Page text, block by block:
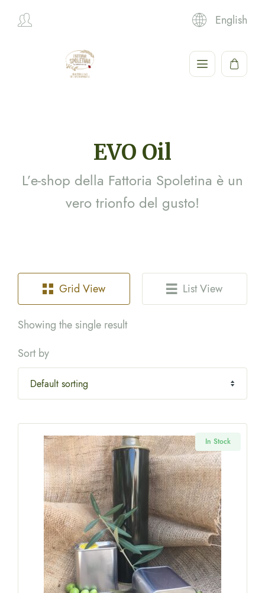
Hi, English
EVO Oil
L’e-shop della Fattoria Spoletina è un
vero trionfo del gusto!
Grid View List View
Showing the single result
Sort by
In Stock